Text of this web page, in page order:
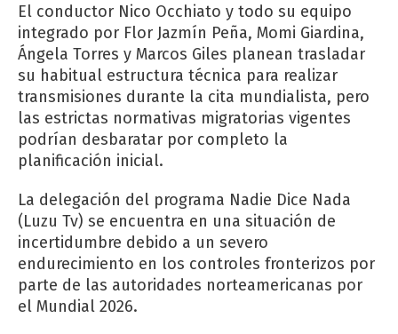
El conductor Nico Occhiato y todo su equipo
integrado por Flor Jazmín Peña, Momi Giardina,
Ángela Torres y Marcos Giles planean trasladar
su habitual estructura técnica para realizar
transmisiones durante la cita mundialista, pero
las estrictas normativas migratorias vigentes
podrían desbaratar por completo la
planificación inicial.
La delegación del programa Nadie Dice Nada
(Luzu Tv) se encuentra en una situación de
incertidumbre debido a un severo
endurecimiento en los controles fronterizos por
parte de las autoridades norteamericanas por
el Mundial 2026.